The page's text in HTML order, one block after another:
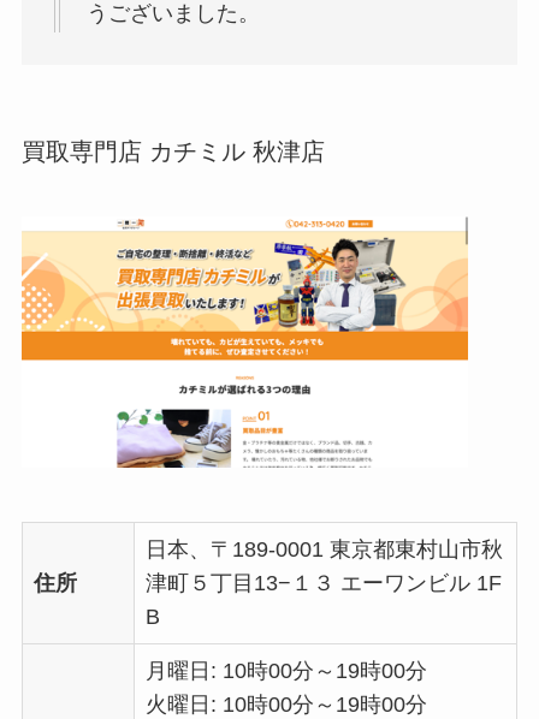
うございました。
買取専門店 カチミル 秋津店
住所
日本、〒189-0001 東京都東村山市秋
津町５丁目13−１３ エーワンビル 1F
B
月曜日: 10時00分～19時00分
火曜日: 10時00分～19時00分